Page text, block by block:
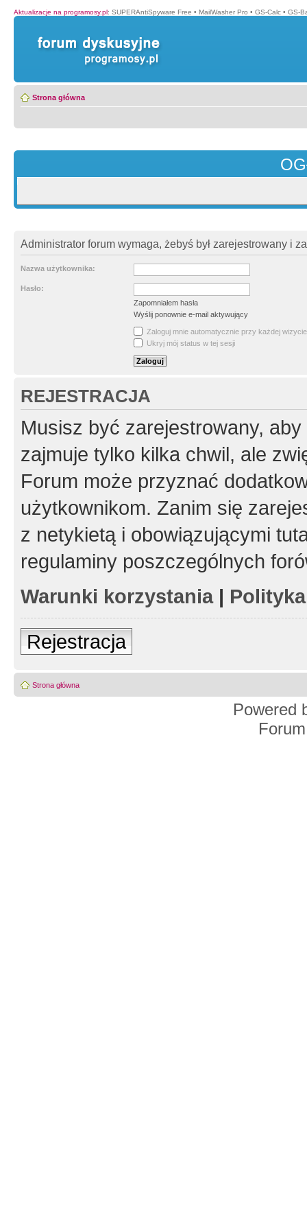
Aktualizacje na programosy.pl: SUPERAntiSpyware Free • MailWasher Pro • GS-Calc • GS-
Strona główna
Administrator forum wymaga, żebyś był zarejestrowany i
Nazwa użytkownika:
Hasło:
Zapomniałem hasła
Wyślij ponownie e-mail aktywujący
Zaloguj mnie automatycznie przy każdej wizycie
Ukryj mój status w tej sesji
REJESTRACJA
Musisz być zarejestrowany,
zajmuje tylko kilka chwil, ale
Forum może przyznać
użytkownikom. Zanim się
z netykietą i obowiązującymi
regulaminy poszczególnych
Warunki korzystania|
Rejestracja
Strona główna
Powered